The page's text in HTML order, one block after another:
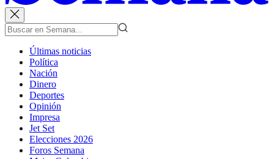
Últimas noticias
Política
Nación
Dinero
Deportes
Opinión
Impresa
Jet Set
Elecciones 2026
Foros Semana